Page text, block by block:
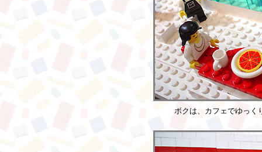
ボクは、カフェでゆっく